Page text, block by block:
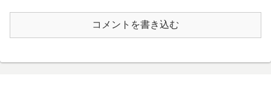
コメントを書き込む